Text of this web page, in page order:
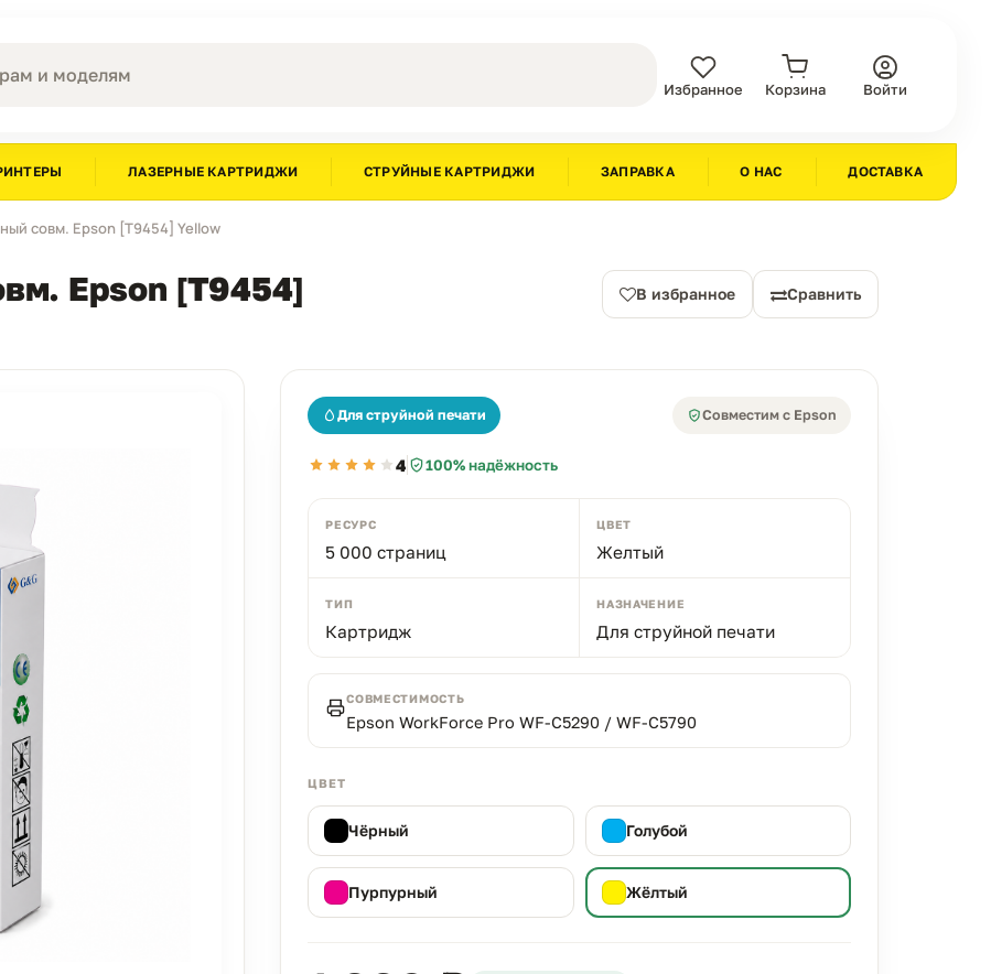
Избранное Корзина Войти
ЛАЗЕРНЫЕ КАРТРИДЖИ СТРУЙНЫЕ КАРТРИДЖИ ЗАПРАВКА О НАС ДОСТАВКА
совм. Epson [T9454] Yellow
Epson [T9454]
В избранное Сравнить
Для струйной печати Совместим с Epson
4 100% надёжность
РЕСУРС
5 000 страниц
ЦВЕТ
Желтый
ТИП
Картридж
НАЗНАЧЕНИЕ
Для струйной печати
СОВМЕСТИМОСТЬ
Epson WorkForce Pro WF-C5290 / WF-C5790
ЦВЕТ
Чёрный Голубой
Пурпурный Жёлтый